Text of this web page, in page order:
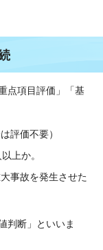
点項目評価」「基
評価不要）
上か。
事故を発生させた
判断」といいま